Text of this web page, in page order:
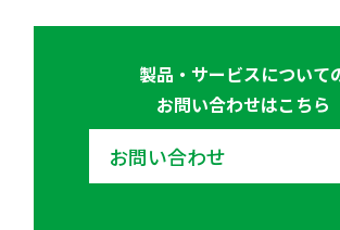
製品・サービスについて
お問い合わせはこちら
お問い合わせ